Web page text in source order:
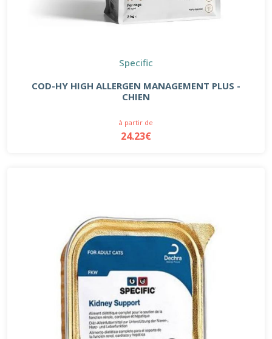
Specific
COD-HY HIGH ALLERGEN MANAGEMENT PLUS -
CHIEN
à partir de
24.23€